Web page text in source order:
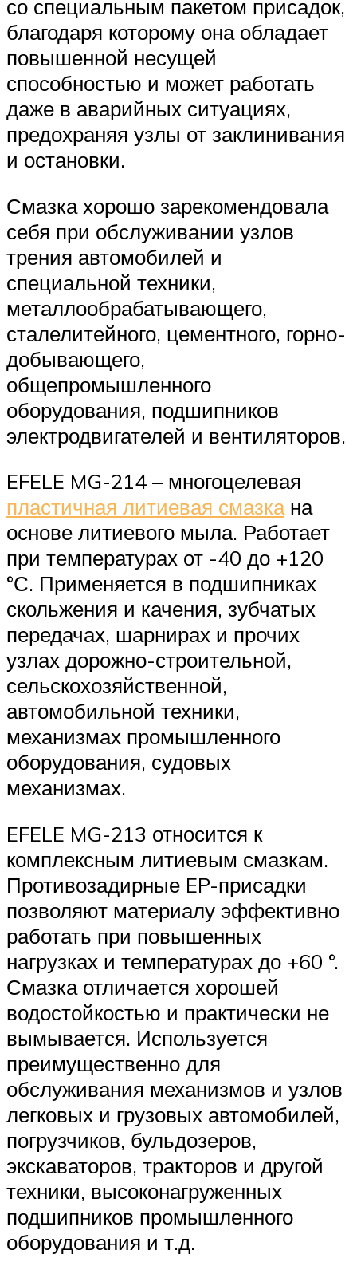
со специальным пакетом присадок,
благодаря которому она обладает
повышенной несущей
способностью и может работать
даже в аварийных ситуациях,
предохраняя узлы от заклинивания
и остановки.
Смазка хорошо зарекомендовала
себя при обслуживании узлов
трения автомобилей и
специальной техники,
металлообрабатывающего,
сталелитейного, цементного, горно-
добывающего,
общепромышленного
оборудования, подшипников
электродвигателей и вентиляторов.
EFELE MG-214 – многоцелевая
пластичная литиевая смазкана
основе литиевого мыла. Работает
при температурах от -40 до +120
°С. Применяется в подшипниках
скольжения и качения, зубчатых
передачах, шарнирах и прочих
узлах дорожно-строительной,
сельскохозяйственной,
автомобильной техники,
механизмах промышленного
оборудования, судовых
механизмах.
EFELE MG-213 относится к
комплексным литиевым смазкам.
Противозадирные EP-присадки
позволяют материалу эффективно
работать при повышенных
нагрузках и температурах до +60 °.
Смазка отличается хорошей
водостойкостью и практически не
вымывается. Используется
преимущественно для
обслуживания механизмов и узлов
легковых и грузовых автомобилей,
погрузчиков, бульдозеров,
экскаваторов, тракторов и другой
техники, высоконагруженных
подшипников промышленного
оборудования и т.д.